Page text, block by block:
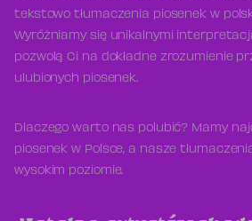
tekstowo tłumaczenia piosenek w
Wyróżniamy się unikalnymi
pozwolą Ci na dokładne zrozumienie
ulubionych piosenek.
Dlaczego warto nas polubić? Mamy
piosenek w Polsce, a nasze
wysokim poziomie.